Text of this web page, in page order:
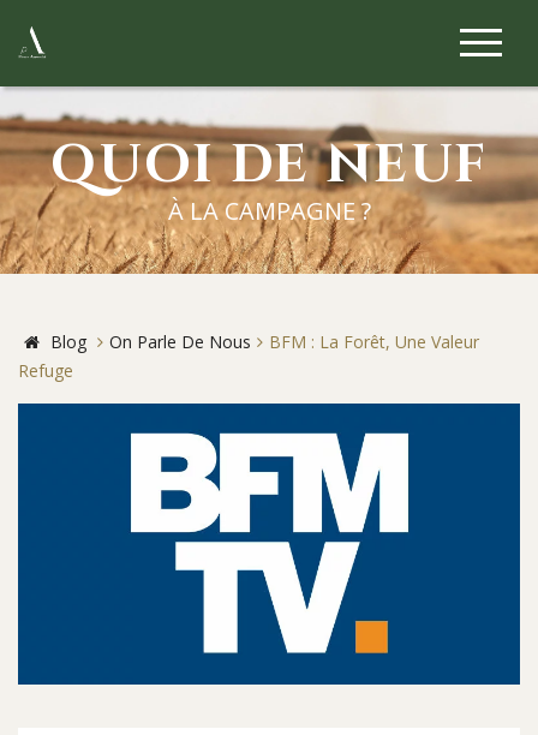
QUOI DE NEUF
À LA CAMPAGNE ?
Blog On Parle De Nous
BFM : La Forêt, Une Valeur
Refuge